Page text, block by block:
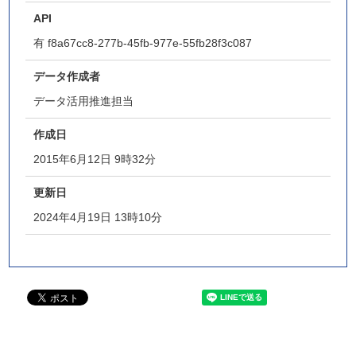
API
有 f8a67cc8-277b-45fb-977e-55fb28f3c087
データ作成者
データ活用推進担当
作成日
2015年6月12日 9時32分
更新日
2024年4月19日 13時10分